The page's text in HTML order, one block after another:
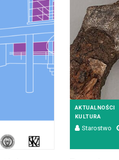
AKTUALNOŚCI
KULTURA
Starostwo